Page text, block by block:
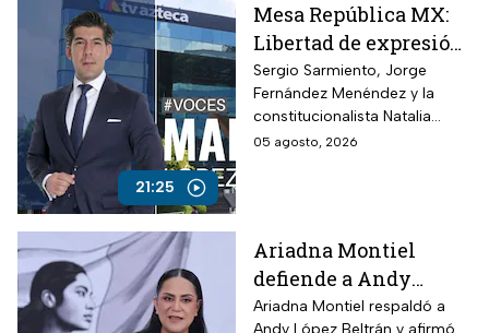
21:25
Mesa República MX:
Libertad de expresión
en riesgo y los
ataques contra TV
Azteca
Sergio Sarmiento, Jorge
Fernández Menéndez y la
constitucionalista Natalia
Torres analizan los recientes
05 agosto, 2026
Ariadna Montiel
defiende a Andy
López Beltrán por
Ariadna Montiel respaldó a
Andy López Beltrán y afirmó